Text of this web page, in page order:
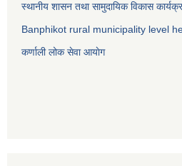
स्थानीय शासन तथा सामुदायिक विकास
Banphikot rural municipality level
कर्णाली लोक सेवा आयाेग